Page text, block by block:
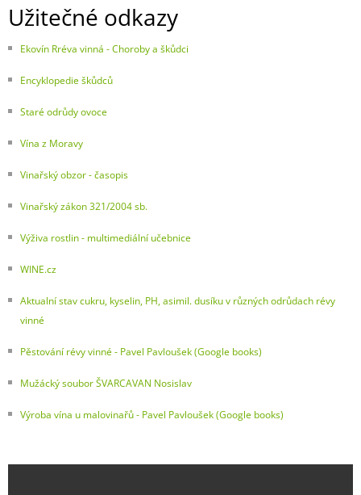
Užitečné odkazy
Ekovín Rréva vinná - Choroby a škůdci
Encyklopedie škůdců
Staré odrůdy ovoce
Vína z Moravy
Vinařský obzor - časopis
Vinařský zákon 321/2004 sb.
Výživa rostlin - multimediální učebnice
WINE.cz
Aktualní stav cukru, kyselin, PH, asimil. dusíku v různých odrůdach révy
vinné
Pěstování révy vinné - Pavel Pavloušek (Google books)
Mužácký soubor ŠVARCAVAN Nosislav
Výroba vína u malovinařů - Pavel Pavloušek (Google books)